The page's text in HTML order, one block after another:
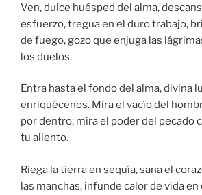
Ven, dulce huésped del alma,
esfuerzo, tregua en el duro trabajo,
de fuego, gozo que enjuga las
los duelos.
Entra hasta el fondo del alma, divina
enriquécenos. Mira el vacío del
por dentro; mira el poder del pecado
tu aliento.
Riega la tierra en sequía, sana el
las manchas, infunde calor de vida en